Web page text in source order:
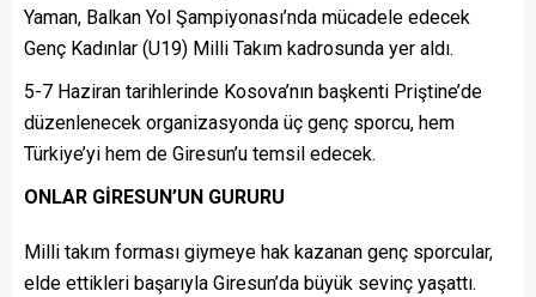
Yaman, Balkan Yol Şampiyonası’nda mücadele edecek
Genç Kadınlar (U19) Milli Takım kadrosunda yer aldı.
5-7 Haziran tarihlerinde Kosova’nın başkenti Priştine’de
düzenlenecek organizasyonda üç genç sporcu, hem
Türkiye’yi hem de Giresun’u temsil edecek.
ONLAR GİRESUN’UN GURURU
Milli takım forması giymeye hak kazanan genç sporcular,
elde ettikleri başarıyla Giresun’da büyük sevinç yaşattı.